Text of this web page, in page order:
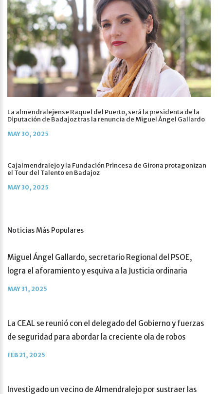
La almendralejense Raquel del Puerto, será la presidenta de la
Diputación de Badajoz tras la renuncia de Miguel Ángel Gallardo
MAY 30, 2025
Cajalmendralejo y la Fundación Princesa de Girona protagonizan
el Tour del Talento en Badajoz
MAY 30, 2025
Noticias Más Populares
Miguel Ángel Gallardo, secretario Regional del PSOE,
logra el aforamiento y esquiva a la Justicia ordinaria
MAY 31, 2025
La CEAL se reunió con el delegado del Gobierno y fuerzas
de seguridad para abordar la creciente ola de robos
FEB 21, 2025
Investigado un vecino de Almendralejo por sustraer las